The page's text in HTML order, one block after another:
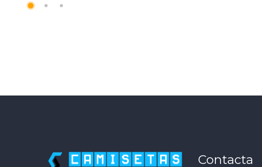
Contacta